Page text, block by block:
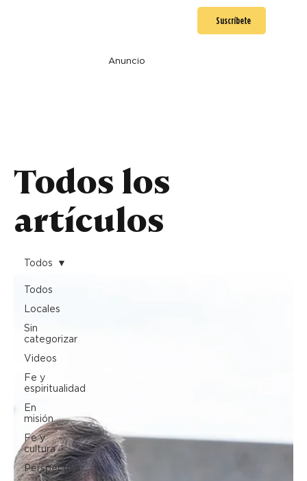
Suscríbete
Anuncio
Todos los
artículos
Todos
Locales
Sin
categorizar
Videos
Fe y
espiritualidad
En
misión
Fe y
cultura
Perspectiva
Todos